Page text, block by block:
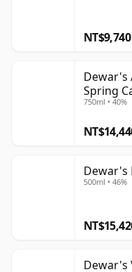
NT$9,740
Dewar's
Spring
750ml • 40%
Dewar's
500ml • 46%
Dewar's